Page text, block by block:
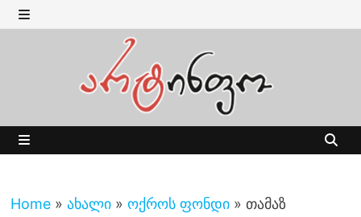
Skip
to MENU
Home » ახალი » ოქროს ფონდი » თამაზ